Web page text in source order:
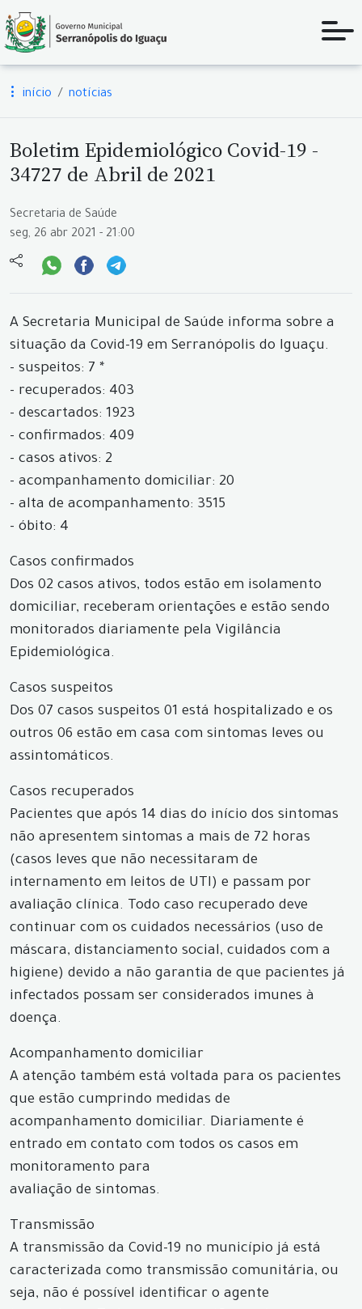
início notícias
Boletim Epidemiológico Covid-19 -
34727 de Abril de 2021
Secretaria de Saúde
seg, 26 abr 2021 - 21:00
A Secretaria Municipal de Saúde informa sobre a
situação da Covid-19 em Serranópolis do Iguaçu.
- suspeitos: 7 *
- recuperados: 403
- descartados: 1923
- confirmados: 409
- casos ativos: 2
- acompanhamento domiciliar: 20
- alta de acompanhamento: 3515
- óbito: 4
Casos confirmados
Dos 02 casos ativos, todos estão em isolamento
domiciliar, receberam orientações e estão sendo
monitorados diariamente pela Vigilância
Epidemiológica.
Casos suspeitos
Dos 07 casos suspeitos 01 está hospitalizado e os
outros 06 estão em casa com sintomas leves ou
assintomáticos.
Casos recuperados
Pacientes que após 14 dias do início dos sintomas
não apresentem sintomas a mais de 72 horas
(casos leves que não necessitaram de
internamento em leitos de UTI) e passam por
avaliação clínica. Todo caso recuperado deve
continuar com os cuidados necessários (uso de
máscara, distanciamento social, cuidados com a
higiene) devido a não garantia de que pacientes já
infectados possam ser considerados imunes à
doença.
Acompanhamento domiciliar
A atenção também está voltada para os pacientes
que estão cumprindo medidas de
acompanhamento domiciliar. Diariamente é
entrado em contato com todos os casos em
monitoramento para
avaliação de sintomas.
Transmissão
A transmissão da Covid-19 no município já está
caracterizada como transmissão comunitária, ou
seja, não é possível identificar o agente